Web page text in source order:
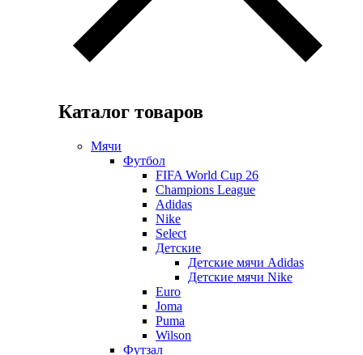
Каталог товаров
Мячи
Футбол
FIFA World Cup 26
Champions League
Adidas
Nike
Select
Детские
Детские мячи Adidas
Детские мячи Nike
Euro
Joma
Puma
Wilson
Футзал